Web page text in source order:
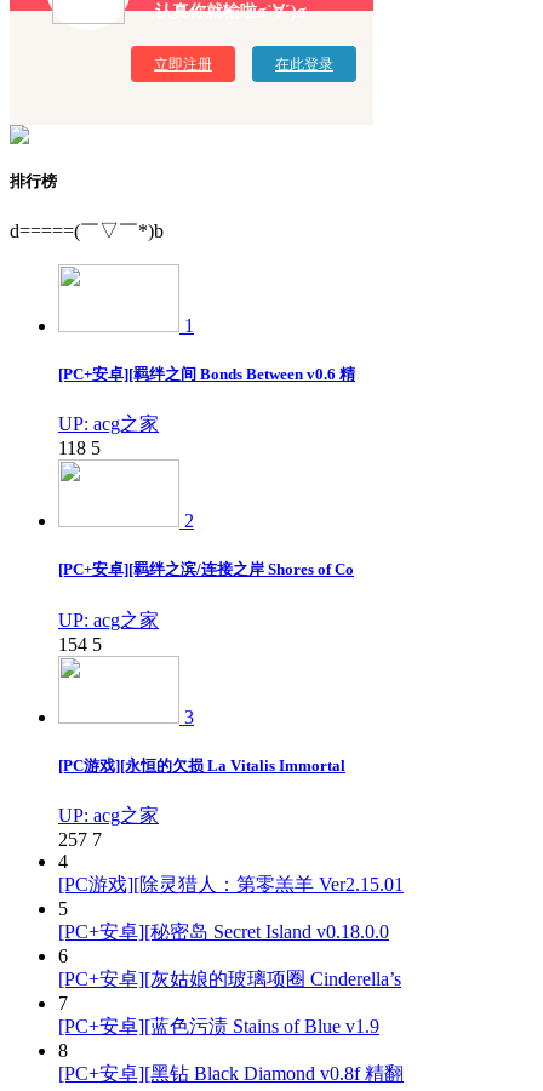
认真你就输啦σ`∀´)σ
立即注册 在此登录
排行榜
d=====(￣▽￣*)b
1
[PC+安卓][羁绊之间 Bonds Between v0.6 精
UP: acg之家
118 5
2
[PC+安卓][羁绊之滨/连接之岸 Shores of Co
UP: acg之家
154 5
3
[PC游戏][永恒的欠损 La Vitalis Immortal
UP: acg之家
257 7
4
[PC游戏][除灵猎人：第零羔羊 Ver2.15.01
5
[PC+安卓][秘密岛 Secret Island v0.18.0.0
6
[PC+安卓][灰姑娘的玻璃项圈 Cinderella’s
7
[PC+安卓][蓝色污渍 Stains of Blue v1.9
8
[PC+安卓][黑钻 Black Diamond v0.8f 精翻